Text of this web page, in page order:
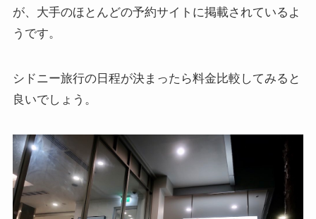
が、大手のほとんどの予約サイトに掲載されているよ
うです。
シドニー旅行の日程が決まったら料金比較してみると
良いでしょう。